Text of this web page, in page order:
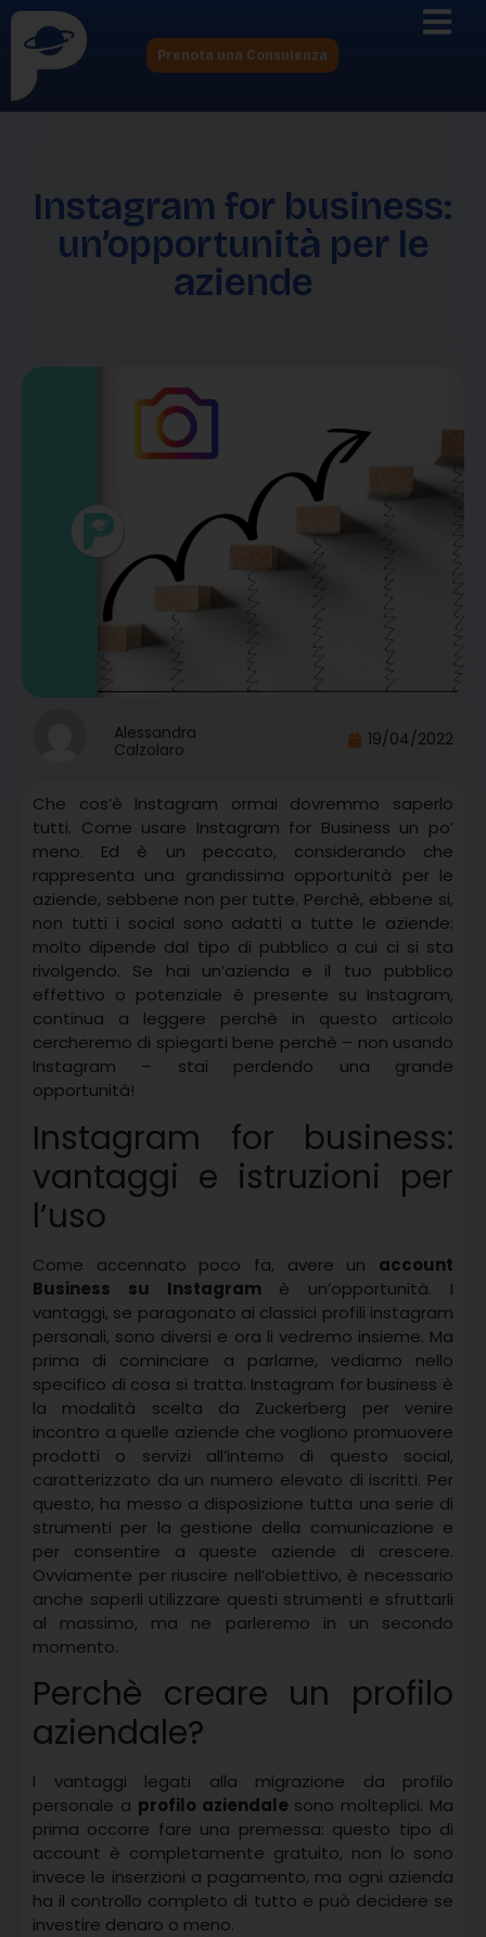
Prenota una Consulenza
Instagram for business:
un’opportunità per le
aziende
Alessandra
Calzolaro
19/04/2022
Che cos’è Instagram ormai dovremmo saperlo
tutti. Come usare Instagram for Business un po’
meno. Ed è un peccato, considerando che
rappresenta una grandissima opportunità per le
aziende, sebbene non per tutte. Perchè, ebbene si,
non tutti i social sono adatti a tutte le aziende:
molto dipende dal tipo di pubblico a cui ci si sta
rivolgendo. Se hai un’azienda e il tuo pubblico
effettivo o potenziale è presente su Instagram,
continua a leggere perchè in questo articolo
cercheremo di spiegarti bene perchè – non usando
Instagram – stai perdendo una grande
opportunità!
Instagram for business:
vantaggi e istruzioni per
l’uso
Come accennato poco fa, avere un account
Business su Instagramè un’opportunità. I
vantaggi, se paragonato ai classici profili instagram
personali, sono diversi e ora li vedremo insieme. Ma
prima di cominciare a parlarne, vediamo nello
specifico di cosa si tratta. Instagram for business è
la modalità scelta da Zuckerberg per venire
incontro a quelle aziende che vogliono promuovere
prodotti o servizi all’interno di questo social,
caratterizzato da un numero elevato di iscritti. Per
questo, ha messo a disposizione tutta una serie di
strumenti per la gestione della comunicazione e
per consentire a queste aziende di crescere.
Ovviamente per riuscire nell’obiettivo, è necessario
anche saperli utilizzare questi strumenti e sfruttarli
al massimo, ma ne parleremo in un secondo
momento.
Perchè creare un profilo
aziendale?
I vantaggi legati alla migrazione da profilo
personale a profilo aziendalesono molteplici. Ma
prima occorre fare una premessa: questo tipo di
account è completamente gratuito, non lo sono
invece le inserzioni a pagamento, ma ogni azienda
ha il controllo completo di tutto e può decidere se
investire denaro o meno.